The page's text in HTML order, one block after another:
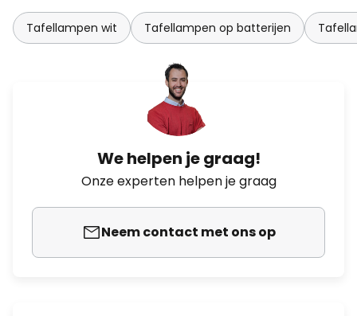
Tafellampen wit Tafellampen op batterijen
We helpen je graag!
Onze experten helpen je graag
Neem contact met ons op